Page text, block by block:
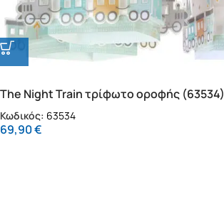
The Night Train τρίφωτο οροφής (63534)
Κωδικός: 63534
69,90€